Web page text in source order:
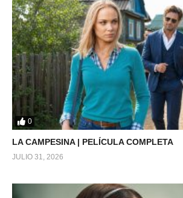
0
LA CAMPESINA | PELÍCULA COMPLETA
JULIO 31, 2026